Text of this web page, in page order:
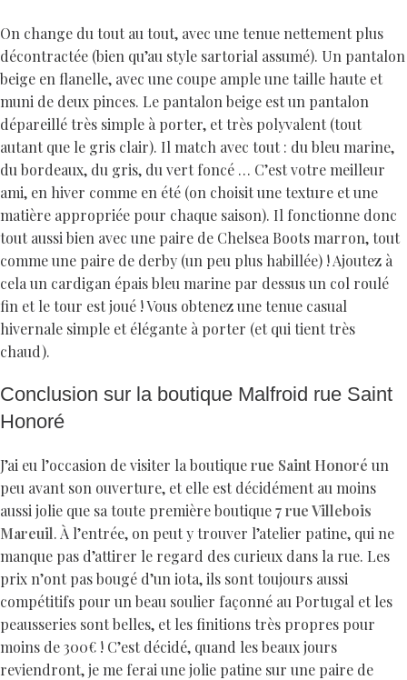
On change du tout au tout, avec une tenue nettement plus
décontractée (bien qu’au style sartorial assumé). Un pantalon
beige en flanelle, avec une coupe ample une taille haute et
muni de deux pinces. Le pantalon beige est un pantalon
dépareillé très simple à porter, et très polyvalent (tout
autant que le gris clair). Il match avec tout : du bleu marine,
du bordeaux, du gris, du vert foncé … C’est votre meilleur
ami, en hiver comme en été (on choisit une texture et une
matière appropriée pour chaque saison). Il fonctionne donc
tout aussi bien avec une paire de Chelsea Boots marron, tout
comme une paire de derby (un peu plus habillée) ! Ajoutez à
cela un cardigan épais bleu marine par dessus un col roulé
fin et le tour est joué ! Vous obtenez une tenue casual
hivernale simple et élégante à porter (et qui tient très
chaud).
Conclusion sur la boutique Malfroid rue Saint
Honoré
J’ai eu l’occasion de visiter la boutiquerue Saint Honoré un
peu avant son ouverture, et elle est décidément au moins
aussi jolie que sa toute première boutique7 rue Villebois
Mareuil. À l’entrée, on peut y trouver l’atelier patine, qui ne
manque pas d’attirer le regard des curieux dans la rue. Les
prix n’ont pas bougé d’un iota, ils sont toujours aussi
compétitifs pour un beau soulier façonné au Portugal et les
peausseries sont belles, et les finitions très propres pour
moins de 300€ ! C’est décidé, quand les beaux jours
reviendront, je me ferai une jolie patine sur une paire de